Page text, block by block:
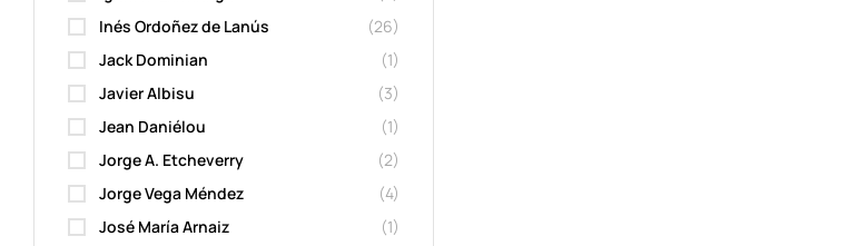
Inés Ordoñez de Lanús
(26)
Jack Dominian
(1)
Javier Albisu
(3)
Jean Daniélou
(1)
Jorge A. Etcheverry
(2)
Jorge Vega Méndez
(4)
José María Arnaiz
(1)